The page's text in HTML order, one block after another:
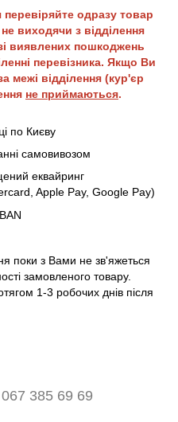
одразу товар
виходячи з відділення
виявлених пошкоджень
перевізника. Якщо Ви
межі відділення (кур'єр
не приймаються.
по Києву
самовивозом
еквайринг
Apple Pay, Google Pay)
поки з Вами не зв'яжеться
замовленого товару.
1-3 робочих днів після
067 385 69 69